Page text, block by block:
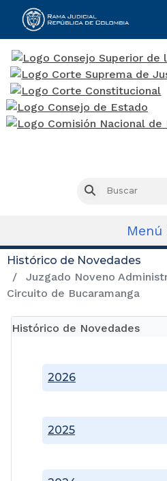
Buscar
Menú
Histórico de Novedades
Juzgado Noveno
Circuito de Bucaramanga
Histórico de Novedades
2025
2026